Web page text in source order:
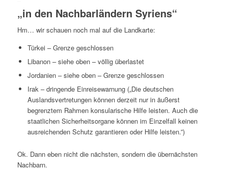
„in den Nachbarländern Syriens“
Hm… wir schauen noch mal auf die Landkarte:
Türkei – Grenze geschlossen
Libanon – siehe oben – völlig überlastet
Jordanien – siehe oben – Grenze geschlossen
Irak – dringende Einreisewarnung („Die deutschen
Auslandsvertretungen können derzeit nur in äußerst
begrenztem Rahmen konsularische Hilfe leisten. Auch die
staatlichen Sicherheitsorgane können im Einzelfall keinen
ausreichenden Schutz garantieren oder Hilfe leisten.”)
Ok. Dann eben nicht die nächsten, sondern die übernächsten
Nachbarn.